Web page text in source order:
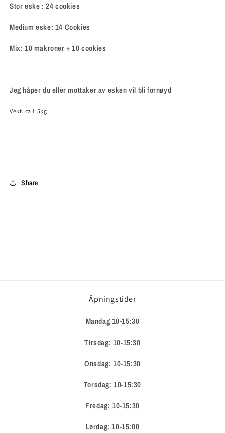
Stor eske : 24 cookies
Medium eske: 14 Cookies
Mix: 10 makroner + 10 cookies
Jeg håper du eller mottaker av esken vil bli fornøyd
Vekt: ca 1,5kg
Share
Åpningstider
Mandag 10-15:30
Tirsdag: 10-15:30
Onsdag: 10-15:30
Torsdag: 10-15:30
Fredag: 10-15:30
Lørdag: 10-15:00